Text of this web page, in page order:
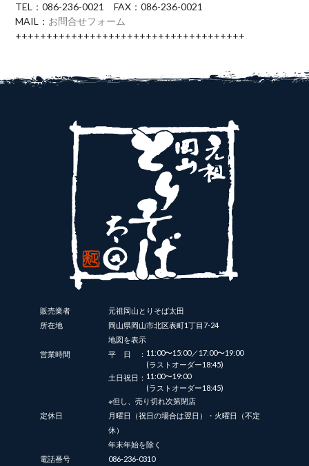
TEL：086-236-0021 FAX：086-236-0021
MAIL： お問合せフォーム
+++++++++++++++++++++++++++++++++++++
販売業者
元祖岡山とりそば太田
所在地
岡山県岡山市北区表町1丁目7-24
地図を表示
営業時間
平日： 11:00〜15:00／17:00〜19:00
(ラストオーダー18:45)
土日祝日： 11:00〜19:00
(ラストオーダー18:45)
※但し、売り切れ次第閉店
定休日
月曜日（祝日の場合は翌日）・火曜日（不定
休）
年末年始を除く
電話番号
086-236-0310